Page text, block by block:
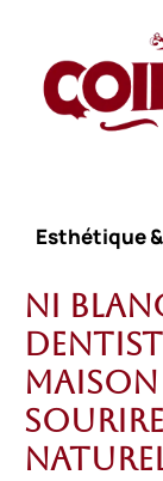
contenu
Esthétique
Ni